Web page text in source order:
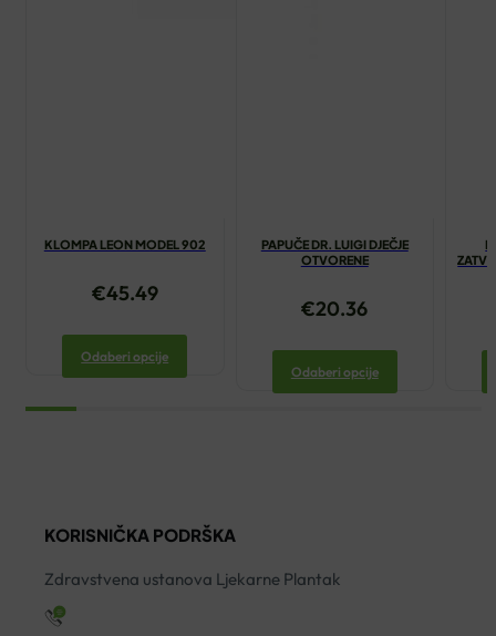
KLOMPA LEON MODEL 902
€45.49
Odaberi opcije
PAPUČE DR. LUIGI DJEČJE
OTVORENE
€20.36
Odaberi opcije
KORISNIČKA PODRŠKA
Zdravstvena ustanova Ljekarne Plantak